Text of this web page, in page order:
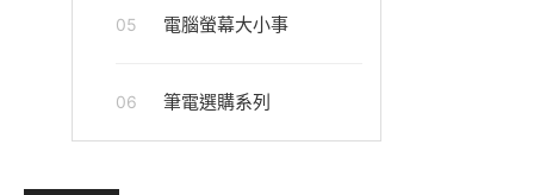
05 電腦螢幕大小事
06 筆電選購系列